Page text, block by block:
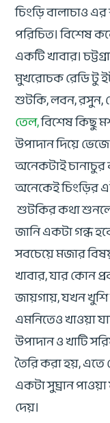
চিংড়ি বালাচাও
পরিচিত। বিশেষ
একটি খাবার।
মুখরোচক রেডি টু
শুটকি, লবন, রসুন,
তেল,বিশেষ কিছু
উপাদান দিয়ে
অনেকটাই চানাচুর
অনেকেই চিংড়ির
শুটকির কথা
জানি একটা গন্ধ
সবচেয়ে মজার
খাবার, যার কোন
জায়গায়, যখন
এমনিতেও খাওয়া
উপাদান ও খাটি
তৈরি করা হয়,
একটা সুঘ্রান
দেয়।